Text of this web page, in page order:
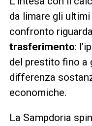
da limare gli
confronto
trasferimento:
del prestito fino a
differenza
economiche.
La Sampdoria